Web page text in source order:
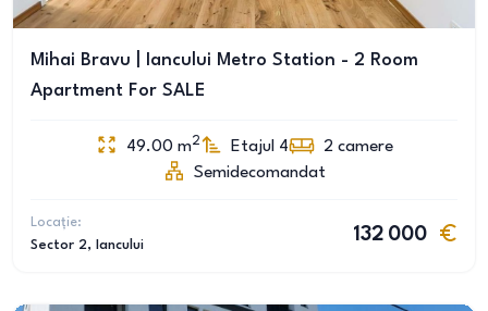
Mihai Bravu | Iancului Metro Station - 2 Room
Apartment For SALE
49.00 m2 Etajul 4 2 camere
Semidecomandat
Locație:
Sector 2, Iancului
132 000